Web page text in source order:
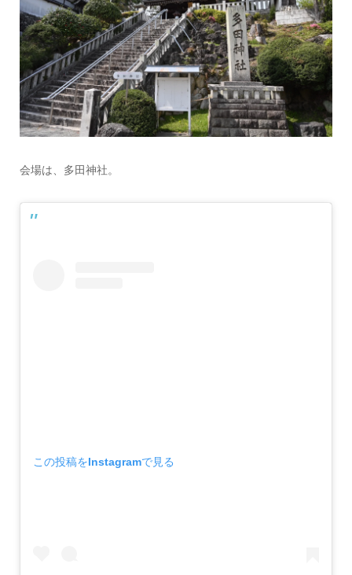
会場は、多田神社。
この投稿をInstagramで見る